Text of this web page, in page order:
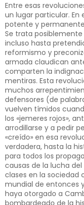
Entre esas
un lugar particular.
potente y
Se trata
incluso hasta
reformismo y
armada claudican
comparten la
mentiras. Esta
muchos
defensores (de
vuelven tímidos
los «jemeres rojos»,
arrodillarse y a pedir
«creído» en esa
verdadera, hasta la
para todos los
causas de la lucha
clases en la
mundial de entonces
haya otorgado a